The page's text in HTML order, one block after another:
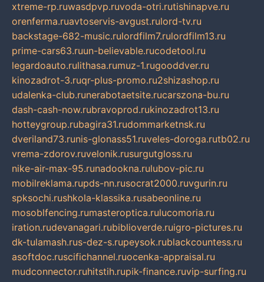
xtreme-rp.ruwasdpvp.ruvoda-otri.rutishinapve.ru
orenferma.ruavtoservis-avgust.rulord-tv.ru
backstage-682-music.rulordfilm7.rulordfilm13.ru
prime-cars63.ruun-believable.rucodetool.ru
legardoauto.rulithasa.rumuz-1.rugooddver.ru
kinozadrot-3.ruqr-plus-promo.ru2shizashop.ru
udalenka-club.runerabotaetsite.rucarszona-bu.ru
dash-cash-now.rubravoprod.rukinozadrot13.ru
hotteygroup.rubagira31.rudommarketnsk.ru
dveriland73.runis-glonass51.ruveles-doroga.rutb02.ru
vrema-zdorov.ruvelonik.rusurgutgloss.ru
nike-air-max-95.runadookna.rulubov-pic.ru
mobilreklama.rupds-nn.rusocrat2000.ruvgurin.ru
spksochi.rushkola-klassika.rusabeonline.ru
mosoblfencing.rumasteroptica.rulucomoria.ru
iration.rudevanagari.rubiblioverde.ruigro-pictures.ru
dk-tulamash.rus-dez-s.rupeysok.rublackcountess.ru
asoftdoc.ruscifichannel.ruocenka-appraisal.ru
mudconnector.ruhitstih.rupik-finance.ruvip-surfing.ru